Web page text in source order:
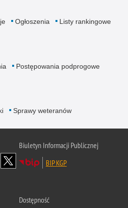
Ogłoszenia
Listy rankingowe
Postępowania podprogowe
Sprawy weteranów
Biuletyn Informacji Publicznej
BIP KGP
Dostępność